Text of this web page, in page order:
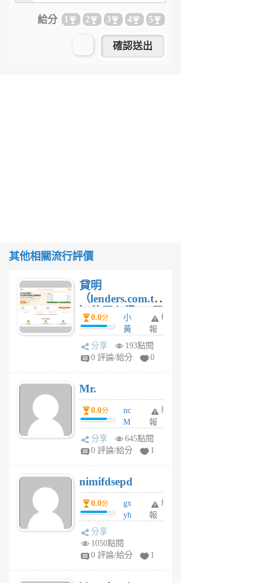
給分 1 2 3 4 5
其他相關流行評價
貸明
（lenders.com.tw
）使用心得 — 民
間貸款比較平台
體驗
0.0分
小
黃
蜂
1
舉
報
分享
193點閱
0 評論/給分
0
Mr.
0.0分
nc
M
U
F
U
5
個
月
舉
報
分享
645點閱
0 評論/給分
1
nimifdsepd
0.0分
gx
yh
jl
舉
報
分享
1050點閱
0 評論/給分
1